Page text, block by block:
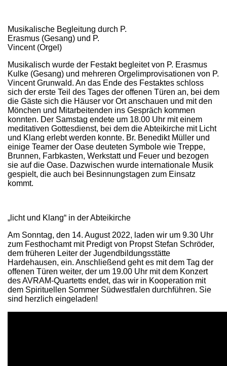
Musikalische Begleitung durch P.
Erasmus (Gesang) und P.
Vincent (Orgel)
Musikalisch wurde der Festakt begleitet von P. Erasmus
Kulke (Gesang) und mehreren Orgelimprovisationen von P.
Vincent Grunwald. An das Ende des Festaktes schloss
sich der erste Teil des Tages der offenen Türen an, bei dem
die Gäste sich die Häuser vor Ort anschauen und mit den
Mönchen und Mitarbeitenden ins Gespräch kommen
konnten. Der Samstag endete um 18.00 Uhr mit einem
meditativen Gottesdienst, bei dem die Abteikirche mit Licht
und Klang erlebt werden konnte. Br. Benedikt Müller und
einige Teamer der Oase deuteten Symbole wie Treppe,
Brunnen, Farbkasten, Werkstatt und Feuer und bezogen
sie auf die Oase. Dazwischen wurde internationale Musik
gespielt, die auch bei Besinnungstagen zum Einsatz
kommt.
„licht und Klang“ in der Abteikirche
Am Sonntag, den 14. August 2022, laden wir um 9.30 Uhr
zum Festhochamt mit Predigt von Propst Stefan Schröder,
dem früheren Leiter der Jugendbildungsstätte
Hardehausen, ein. Anschließend geht es mit dem Tag der
offenen Türen weiter, der um 19.00 Uhr mit dem Konzert
des AVRAM-Quartetts endet, das wir in Kooperation mit
dem Spirituellen Sommer Südwestfalen durchführen. Sie
sind herzlich eingeladen!